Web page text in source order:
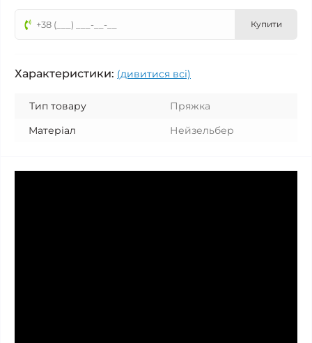
Купити
Характеристики: (дивитися всі)
Тип товару
Пряжка
Матеріал
Нейзельбер